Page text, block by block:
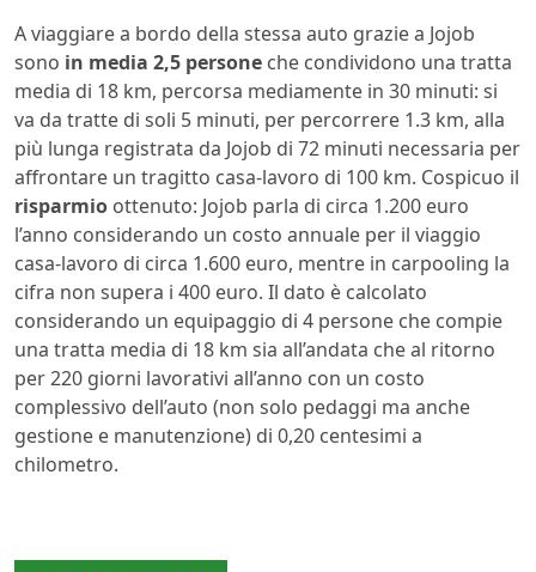
A viaggiare a bordo della stessa auto grazie a Jojob
sono in media 2,5 persone che condividono una tratta
media di 18 km, percorsa mediamente in 30 minuti: si
va da tratte di soli 5 minuti, per percorrere 1.3 km, alla
più lunga registrata da Jojob di 72 minuti necessaria per
affrontare un tragitto casa-lavoro di 100 km. Cospicuo il
risparmio ottenuto: Jojob parla di circa 1.200 euro
l’anno considerando un costo annuale per il viaggio
casa-lavoro di circa 1.600 euro, mentre in carpooling la
cifra non supera i 400 euro. Il dato è calcolato
considerando un equipaggio di 4 persone che compie
una tratta media di 18 km sia all’andata che al ritorno
per 220 giorni lavorativi all’anno con un costo
complessivo dell’auto (non solo pedaggi ma anche
gestione e manutenzione) di 0,20 centesimi a
chilometro.